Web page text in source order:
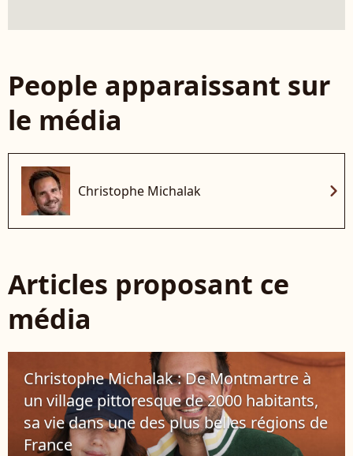
People apparaissant sur
le média
Christophe Michalak chevron_right
Articles proposant ce
média
Christophe Michalak : De Montmartre à
un village pittoresque de 2000 habitants,
sa vie dans une des plus belles régions de
France